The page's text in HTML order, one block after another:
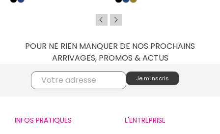
POUR NE RIEN MANQUER DE NOS PROCHAINS
ARRIVAGES, PROMOS & ACTUS
INFOS PRATIQUES L'ENTREPRISE